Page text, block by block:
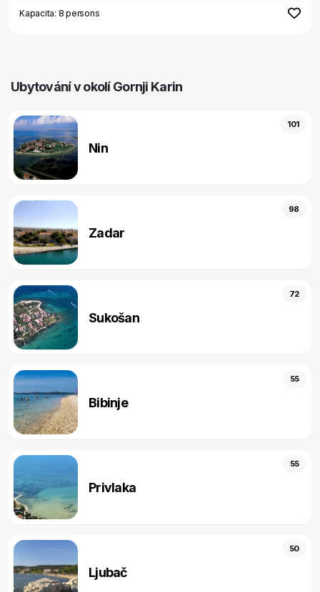
Kapacita: 8 persons
Ubytování v okolí Gornji Karin
Nin
101
Zadar
98
Sukošan
72
Bibinje
55
Privlaka
55
Ljubač
50